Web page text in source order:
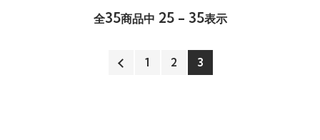
全35商品中 25 - 35表示
1 2 3